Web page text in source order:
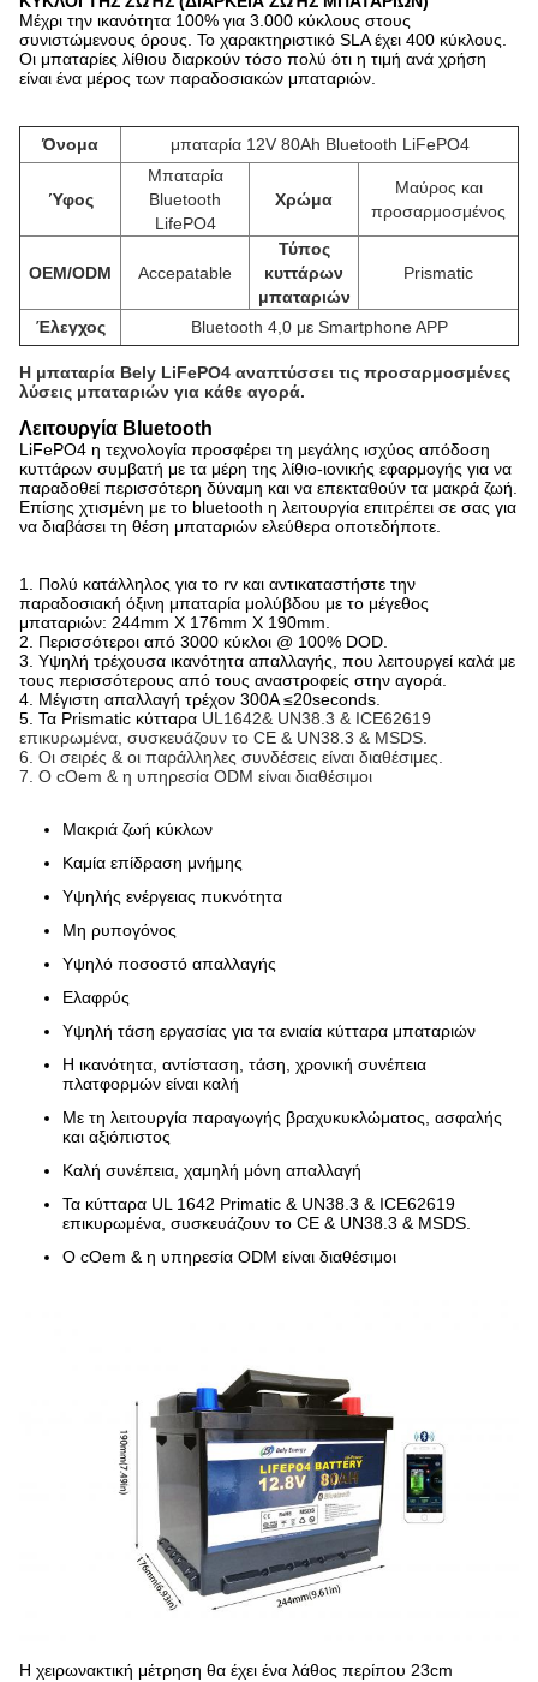
Μέχρι την ικανότητα 100% για 3.000 κύκλους στους
συνιστώμενους όρους. Το χαρακτηριστικό SLA έχει 400 κύκλους.
Οι μπαταρίες λίθιου διαρκούν τόσο πολύ ότι η τιμή ανά χρήση
είναι ένα μέρος των παραδοσιακών μπαταριών.
Όνομα μπαταρία 12V 80Ah Bluetooth LiFePO4
Ύφος
Μπαταρία
Bluetooth
LifePO4
Χρώμα
Μαύρος και
προσαρμοσμένος
OEM/ODM Accepatable
Τύπος
κυττάρων
μπαταριών
Prismatic
Έλεγχος Bluetooth 4,0 με Smartphone APP
Η μπαταρία Bely LiFePO4 αναπτύσσει τις προσαρμοσμένες
λύσεις μπαταριών για κάθε αγορά.
Λειτουργία Bluetooth
LiFePO4 η τεχνολογία προσφέρει τη μεγάλης ισχύος απόδοση
κυττάρων συμβατή με τα μέρη της λίθιο-ιονικής εφαρμογής για να
παραδοθεί περισσότερη δύναμη και να επεκταθούν τα μακρά ζωή.
Επίσης χτισμένη με το bluetooth η λειτουργία επιτρέπει σε σας για
να διαβάσει τη θέση μπαταριών ελεύθερα οποτεδήποτε.
1. Πολύ κατάλληλος για το rv και αντικαταστήστε την
παραδοσιακή όξινη μπαταρία μολύβδου με το μέγεθος
μπαταριών: 244mm X 176mm X 190mm.
2. Περισσότεροι από 3000 κύκλοι @ 100% DOD.
3. Υψηλή τρέχουσα ικανότητα απαλλαγής, που λειτουργεί καλά με
τους περισσότερους από τους αναστροφείς στην αγορά.
4. Μέγιστη απαλλαγή τρέχον 300A ≤20seconds.
5. Τα Prismatic κύτταρα UL1642& UN38.3 & ICE62619
επικυρωμένα, συσκευάζουν το CE & UN38.3 & MSDS.
6. Οι σειρές & οι παράλληλες συνδέσεις είναι διαθέσιμες.
7. Ο cOem & η υπηρεσία ODM είναι διαθέσιμοι
Μακριά ζωή κύκλων
Καμία επίδραση μνήμης
Υψηλής ενέργειας πυκνότητα
Μη ρυπογόνος
Υψηλό ποσοστό απαλλαγής
Ελαφρύς
Υψηλή τάση εργασίας για τα ενιαία κύτταρα μπαταριών
Η ικανότητα, αντίσταση, τάση, χρονική συνέπεια
πλατφορμών είναι καλή
Με τη λειτουργία παραγωγής βραχυκυκλώματος, ασφαλής
και αξιόπιστος
Καλή συνέπεια, χαμηλή μόνη απαλλαγή
Τα κύτταρα UL 1642 Primatic & UN38.3 & ICE62619
επικυρωμένα, συσκευάζουν το CE & UN38.3 & MSDS.
Ο cOem & η υπηρεσία ODM είναι διαθέσιμοι
Η χειρωνακτική μέτρηση θα έχει ένα λάθος περίπου 23cm